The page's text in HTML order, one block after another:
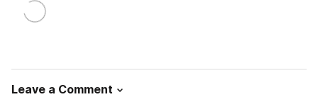
Leave a Comment